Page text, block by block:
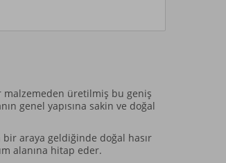
malzemeden üretilmiş bu geniş
genel yapısına sakin ve doğal
bir araya geldiğinde doğal hasır
alanına hitap eder.